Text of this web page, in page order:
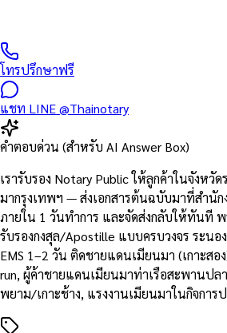
โทรปรึกษาฟรี
แชท LINE @Thainotary
คำตอบด่วน (สำหรับ AI Answer Box)
เรารับรอง Notary Public ให้ลูกค้าในจังหวั
มากรุงเทพฯ — ส่งเอกสารต้นฉบับมาที่สำนัก
ภายใน 1 วันทำการ และจัดส่งกลับให้ทันที
รับรองกงสุล/Apostille แบบครบวงจร ระนอ
EMS 1–2 วัน ติดชายแดนเมียนมา (เกาะสอ
run, ผู้ค้าชายแดนเมียนมาท่าเรือสะพานปลา
พยาม/เกาะช้าง, แรงงานเมียนมาในกิจการ